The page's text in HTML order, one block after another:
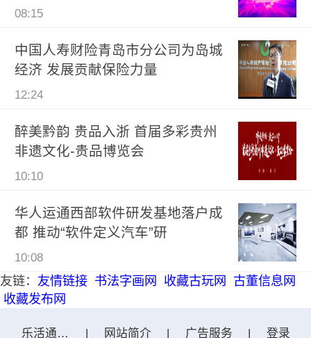
08:15
中国人寿财险青岛市分公司为岛城
经济 发展贡献保险力量
12:24
醉美黔韵 贵品入浙 首届多彩贵州
非遗文化-贵品博览会
10:10
华人运通西部软件研发基地落户成
都 推动“软件定义汽车”研
10:08
友链： 友情链接 书法字画网 收藏古玩网
古董信息网
收藏发布网
乐活通什网 | 网站简介 | 广告服务 | 登录